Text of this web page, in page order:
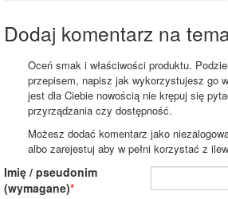
Dodaj komentarz na
Oceń smak i właściwości produktu.
przepisem, napisz jak wykorzystujesz go
jest dla Ciebie nowością nie krępuj się
przyrządzania czy dostępność.
Możesz dodać komentarz jako
albo zarejestuj aby w pełni korzystać z
Imię / pseudonim
(wymagane)